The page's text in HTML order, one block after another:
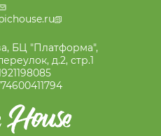
БЦ "Платформа",
д.2, стр.1